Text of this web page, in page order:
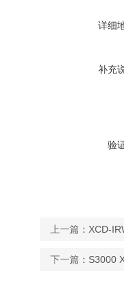
详细
补充
验
上一篇： XCD-
下一篇： S3000